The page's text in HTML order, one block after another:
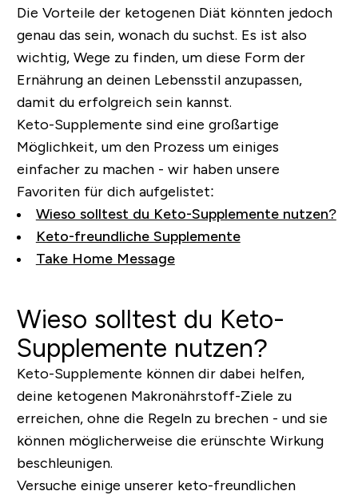
Die Vorteile der ketogenen Diät könnten jedoch
genau das sein, wonach du suchst. Es ist also
wichtig, Wege zu finden, um diese Form der
Ernährung an deinen Lebensstil anzupassen,
damit du erfolgreich sein kannst.
Keto-Supplemente sind eine großartige
Möglichkeit, um den Prozess um einiges
einfacher zu machen - wir haben unsere
Favoriten für dich aufgelistet:
Wieso solltest du Keto-Supplemente nutzen?
Keto-freundliche Supplemente
Take Home Message
Wieso solltest du Keto-
Supplemente nutzen?
Keto-Supplemente können dir dabei helfen,
deine ketogenen Makronährstoff-Ziele zu
erreichen, ohne die Regeln zu brechen - und sie
können möglicherweise die erünschte Wirkung
beschleunigen.
Versuche einige unserer keto-freundlichen